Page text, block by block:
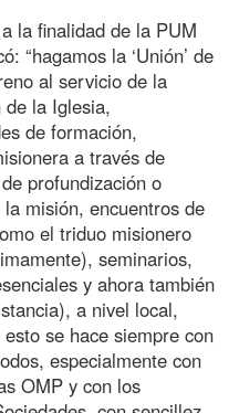
la finalidad de la PUM
“hagamos la ‘Unión’ de
al servicio de la
de la Iglesia,
de formación,
a través de
profundización o
misión, encuentros de
el triduo misionero
seminarios,
y ahora también
a nivel local,
se hace siempre con
especialmente con
OMP y con los